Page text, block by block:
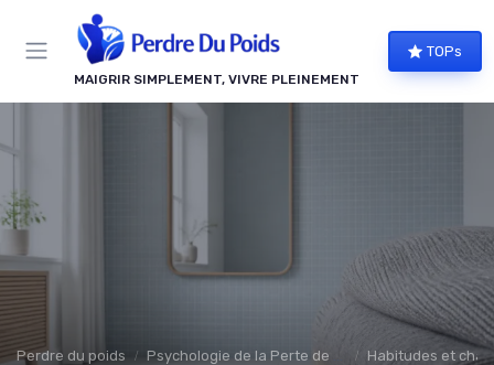
MAIGRIR SIMPLEMENT, VIVRE PLEINEMENT
TOPs
Perdre du poids Psychologie de la Perte de Poids Habitudes et
Panneau de gestion des cookies